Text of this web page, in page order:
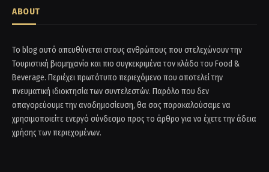
ABOUT
Το blog αυτό απευθύνεται στους ανθρώπους που στελεχώνουν την
Τουριστική βιομηχανία και πιο συγκεκριμένα τον κλάδο του Food &
Beverage. Περιέχει πρωτότυπο περιεχόμενο που αποτελεί την
πνευματική ιδιοκτησία των συντελεστών. Παρόλο που δεν
απαγορεύουμε την αναδημοσίευση, θα σας παρακαλούσαμε να
χρησιμοποιείτε ενεργό σύνδεσμο προς το άρθρο για να έχετε την άδεια
χρήσης των περιεχομένων.